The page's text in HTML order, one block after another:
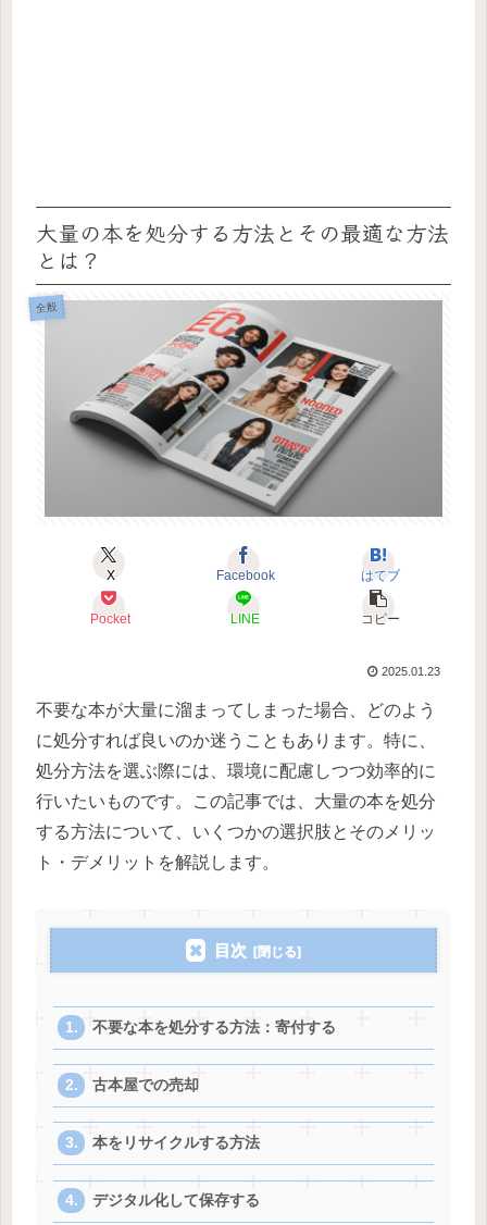
大量の本を処分する方法とその最適な方法
とは？
全般
X Facebook はてブ
Pocket LINE コピー
2025.01.23
不要な本が大量に溜まってしまった場合、どのよう
に処分すれば良いのか迷うこともあります。特に、
処分方法を選ぶ際には、環境に配慮しつつ効率的に
行いたいものです。この記事では、大量の本を処分
する方法について、いくつかの選択肢とそのメリッ
ト・デメリットを解説します。
目次
不要な本を処分する方法：寄付する
古本屋での売却
本をリサイクルする方法
デジタル化して保存する